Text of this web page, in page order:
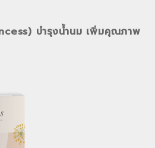
บำรุงน้ำนม เพิ่มคุณภาพ